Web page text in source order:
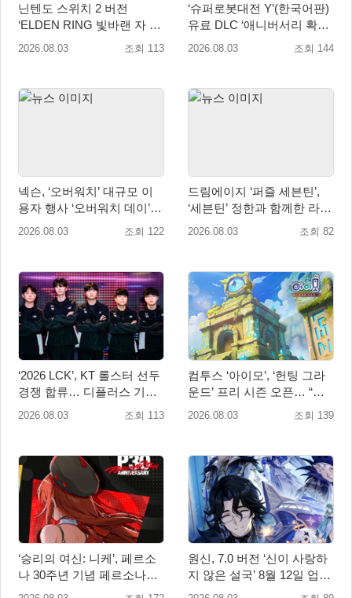
닌텐도 스위치 2 버전
‘ELDEN RING 빛바랜 자 에
디션’ 패키지 선주문 판매 8
2026.08.03 조회 113
‘슈퍼로봇대전 Y’(한국어판)
유료 DLC ‘애니버서리 확장
팩’ 8월 5일(수) 판매 시작!
2026.08.03 조회 144
넥슨, ‘오버워치’ 대규모 이
용자 행사 ‘오버워치 데이’ 8
월 22·23일 개최!
2026.08.03 조회 122
드림에이지 ‘퍼즐 세븐틴’,
‘세븐틴’ 정한과 함께한 라이
브 방송 성료
2026.08.03 조회 82
‘2026 LCK’, KT 롤스터 선두
경쟁 합류… 디플러스 기아
상승세 지속
2026.08.03 조회 113
컴투스 ‘아이모’, ‘헌팅 그라
운드’ 프리 시즌 오픈… “전
서버 유저가 한 전장에!”
2026.08.03 조회 139
‘승리의 여신: 니케’, 페르소
나 30주년 기념 페르소나
3·4·5 콜라보 진행
원신, 7.0 버전 ‘신이 사랑하
지 않은 설국’ 8월 12일 업데
이트